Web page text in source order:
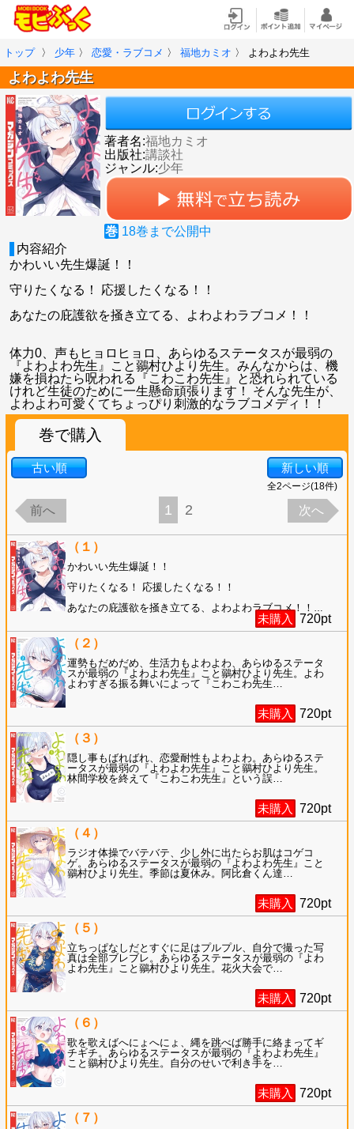
トップ 〉 少年 〉 恋愛・ラブコメ 〉 福地カミオ 〉 よわよわ先生
よわよわ先生
著者名:福地カミオ
出版社:講談社
ジャンル:少年
巻 18巻まで公開中
内容紹介
かわいい先生爆誕！！
守りたくなる！ 応援したくなる！！
あなたの庇護欲を掻き立てる、よわよわラブコメ！！
体力0、声もヒョロヒョロ、あらゆるステータスが最弱の
『よわよわ先生』こと鶸村ひより先生。みんなからは、機
嫌を損ねたら呪われる『こわこわ先生』と恐れられている
けれど生徒のために一生懸命頑張ります！ そんな先生が、
よわよわ可愛くてちょっぴり刺激的なラブコメディ！！
巻で購入
古い順 新しい順
全2ページ(18件)
前へ 1 2 次へ
（１）
かわいい先生爆誕！！
守りたくなる！ 応援したくなる！！
あなたの庇護欲を掻き立てる、よわよわラブコメ！！ …
未購入 720pt
（２）
運勢もだめだめ、生活力もよわよわ、あらゆるステータ
スが最弱の『よわよわ先生』こと鶸村ひより先生。よわ
よわすぎる振る舞いによって『こわこわ先生
未購入 720pt
（３）
隠し事もばればれ、恋愛耐性もよわよわ。あらゆるステ
ータスが最弱の『よわよわ先生』こと鶸村ひより先生。
林間学校を終えて『こわこわ先生』という誤
未購入 720pt
（４）
ラジオ体操でバテバテ、少し外に出たらお肌はコゲコ
ゲ。あらゆるステータスが最弱の『よわよわ先生』こと
鶸村ひより先生。季節は夏休み。阿比倉くん達
未購入 720pt
（５）
立ちっぱなしだとすぐに足はプルプル、自分で撮った写
真は全部ブレブレ。あらゆるステータスが最弱の『よわ
よわ先生』こと鶸村ひより先生。花火大会で
未購入 720pt
（６）
歌を歌えばへにょへにょ、縄を跳べば勝手に絡まってギ
チギチ。あらゆるステータスが最弱の『よわよわ先生』
こと鶸村ひより先生。自分のせいで利き手を
未購入 720pt
（７）